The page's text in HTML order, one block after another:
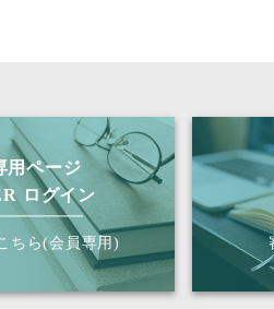
用ページ
ログイン
ちら(会員専用)